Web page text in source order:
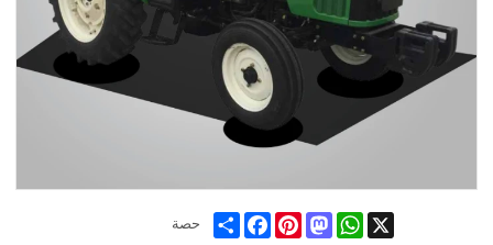
حصة Share
FacebookPinterest
MastodonWhatsApp
X